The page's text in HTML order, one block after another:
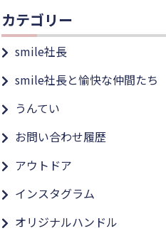
カテゴリー
smile社長
smile社長と愉快な仲間たち
うんてい
お問い合わせ履歴
アウトドア
インスタグラム
オリジナルハンドル